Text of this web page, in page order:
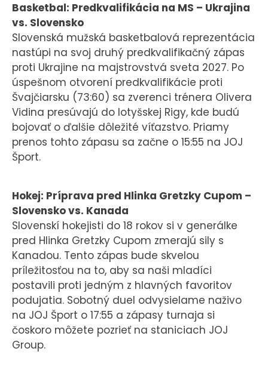
Basketbal: Predkvalifikácia na MS – Ukrajina
vs. Slovensko
Slovenská mužská basketbalová reprezentácia
nastúpi na svoj druhý predkvalifikačný zápas
proti Ukrajine na majstrovstvá sveta 2027. Po
úspešnom otvorení predkvalifikácie proti
Švajčiarsku (73:60) sa zverenci trénera Olivera
Vidina presúvajú do lotyšskej Rigy, kde budú
bojovať o ďalšie dôležité víťazstvo. Priamy
prenos tohto zápasu sa začne o 15:55 na JOJ
Šport.
Hokej: Príprava pred Hlinka Gretzky Cupom –
Slovensko vs. Kanada
Slovenskí hokejisti do 18 rokov si v generálke
pred Hlinka Gretzky Cupom zmerajú sily s
Kanadou. Tento zápas bude skvelou
príležitosťou na to, aby sa naši mladíci
postavili proti jedným z hlavných favoritov
podujatia. Sobotný duel odvysielame naživo
na JOJ Šport o 17:55 a zápasy turnaja si
čoskoro môžete pozrieť na staniciach JOJ
Group.